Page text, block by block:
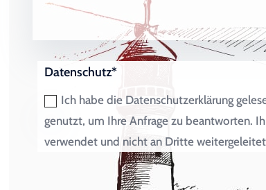
Datenschutz*
Ich habe die Datenschutzerklärung
genutzt, um Ihre Anfrage zu beantworten.
verwendet und nicht an Dritte